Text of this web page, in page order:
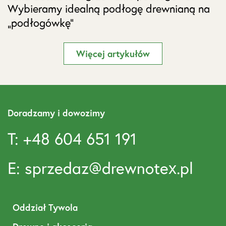
Wybieramy idealną podłogę drewnianą na
„podłogówkę”
Więcej artykułów
Doradzamy i dowozimy
T: +48 604 651 191
E: sprzedaz@drewnotex.pl
Oddział Tywola